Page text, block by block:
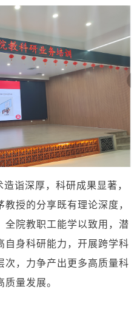
诣深厚，科研成果显著，
授的分享既有理论深度，
全院教职工能学以致用，潜
自身科研能力，开展跨学科
次，力争产出更多高质量科
量发展。